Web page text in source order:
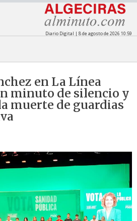
Diario Digital | 8 de agosto de 2026 10:59
en La Línea
minuto de silencio y
muerte de guardias